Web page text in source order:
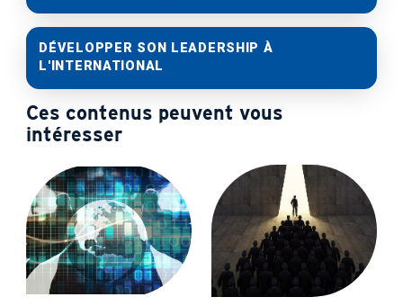
DÉVELOPPER SON LEADERSHIP À
L'INTERNATIONAL
Ces contenus peuvent vous
intéresser